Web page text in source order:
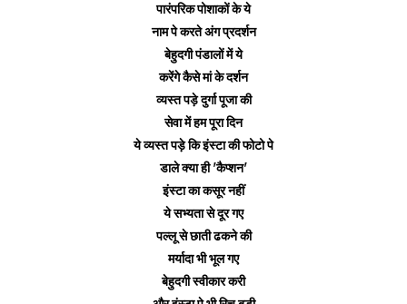
पारंपरिक पोशाकों के ये
नाम पे करते अंग प्रदर्शन
बेहुदगी पंडालों में ये
करेंगे कैसे मां के दर्शन
व्यस्त पड़े दुर्गा पूजा की
सेवा में हम पूरा दिन
ये व्यस्त पड़े कि इंस्टा की फोटो पे
डाले क्या ही 'कैप्शन'
इंस्टा का कसूर नहीं
ये सभ्यता से दूर गए
पल्लू से छाती ढकने की
मर्यादा भी भूल गए
बेहुदगी स्वीकार करी